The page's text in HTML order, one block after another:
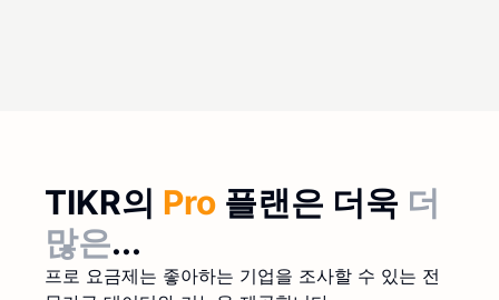
TIKR의 Pro 플랜은 더욱 더
많은...
프로 요금제는 좋아하는 기업을 조사할 수 있는 전